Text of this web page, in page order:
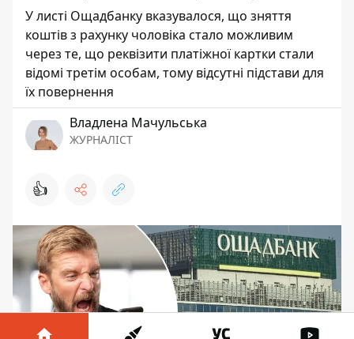
У листі Ощадбанку вказувалося, що зняття
коштів з рахунку чоловіка стало можливим
через те, що реквізити платіжної картки стали
відомі третім особам, тому відсутні підстави для
їх повернення
Владлена Мачульська
ЖУРНАЛІСТ
👍